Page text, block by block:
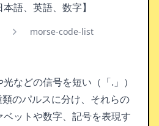
語、英語、数字】
morse-code-list
などの信号を短い（「.」）
のパルスに分け、それらの
ットや数字、記号を表現す